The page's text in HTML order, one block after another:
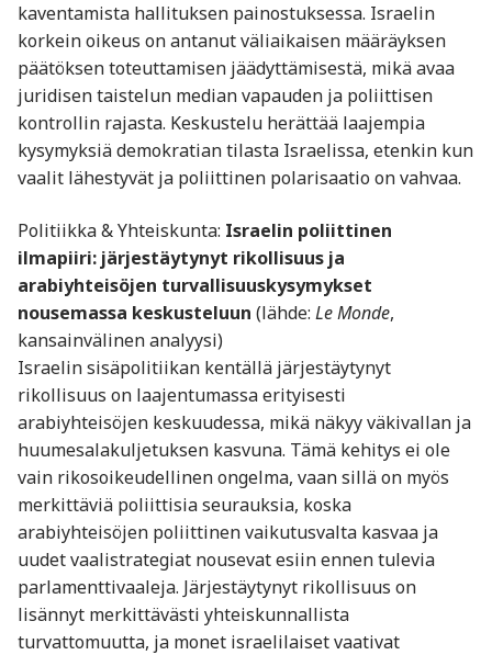
kaventamista hallituksen painostuksessa. Israelin
korkein oikeus on antanut väliaikaisen määräyksen
päätöksen toteuttamisen jäädyttämisestä, mikä avaa
juridisen taistelun median vapauden ja poliittisen
kontrollin rajasta. Keskustelu herättää laajempia
kysymyksiä demokratian tilasta Israelissa, etenkin kun
vaalit lähestyvät ja poliittinen polarisaatio on vahvaa.
Politiikka & Yhteiskunta: Israelin poliittinen
ilmapiiri: järjestäytynyt rikollisuus ja
arabiyhteisöjen turvallisuuskysymykset
nousemassa keskusteluun (lähde: Le Monde,
kansainvälinen analyysi)
Israelin sisäpolitiikan kentällä järjestäytynyt
rikollisuus on laajentumassa erityisesti
arabiyhteisöjen keskuudessa, mikä näkyy väkivallan ja
huumesalakuljetuksen kasvuna. Tämä kehitys ei ole
vain rikosoikeudellinen ongelma, vaan sillä on myös
merkittäviä poliittisia seurauksia, koska
arabiyhteisöjen poliittinen vaikutusvalta kasvaa ja
uudet vaalistrategiat nousevat esiin ennen tulevia
parlamenttivaaleja. Järjestäytynyt rikollisuus on
lisännyt merkittävästi yhteiskunnallista
turvattomuutta, ja monet israelilaiset vaativat